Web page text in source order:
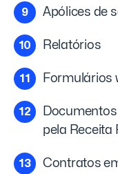
Apólices de
Relatórios
Formulários
pela Receita
Contratos